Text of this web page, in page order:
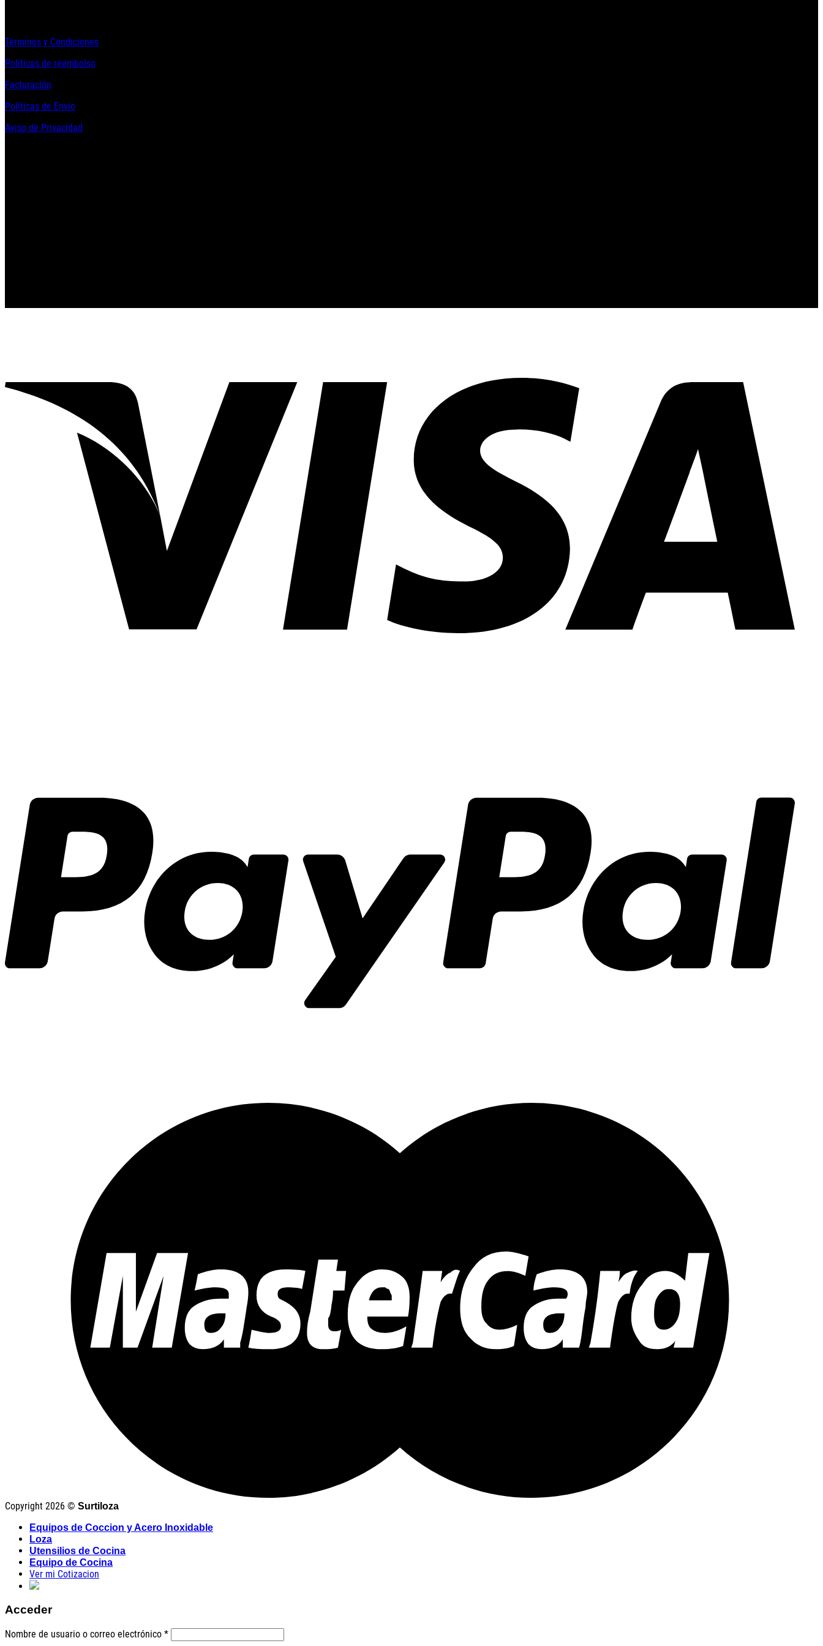
Terminos y Condiciones
Políticas de reembolso
Facturación
Políticas de Envío
Aviso de Privacidad
Copyright 2026 © Surtiloza
Equipos de Coccion y Acero Inoxidable
Loza
Utensilios de Cocina
Equipo de Cocina
Ver mi Cotizacion
Acceder
Nombre de usuario o correo electrónico *